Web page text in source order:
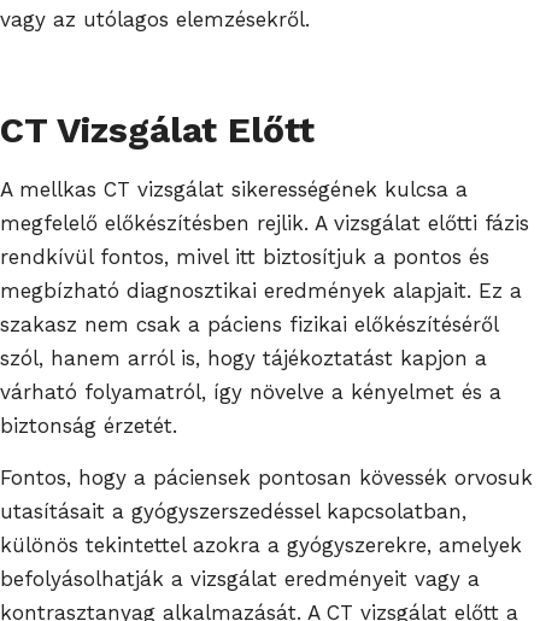
vagy az utólagos elemzésekről.
CT Vizsgálat Előtt
A mellkas CT vizsgálat sikerességének kulcsa a
megfelelő előkészítésben rejlik. A vizsgálat előtti fázis
rendkívül fontos, mivel itt biztosítjuk a pontos és
megbízható diagnosztikai eredmények alapjait. Ez a
szakasz nem csak a páciens fizikai előkészítéséről
szól, hanem arról is, hogy tájékoztatást kapjon a
várható folyamatról, így növelve a kényelmet és a
biztonság érzetét.
Fontos, hogy a páciensek pontosan kövessék orvosuk
utasításait a gyógyszerszedéssel kapcsolatban,
különös tekintettel azokra a gyógyszerekre, amelyek
befolyásolhatják a vizsgálat eredményeit vagy a
kontrasztanyag alkalmazását. A CT vizsgálat előtt a